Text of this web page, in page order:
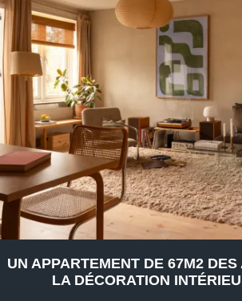
UN APPARTEMENT DE 67M2
LA DÉCORATION